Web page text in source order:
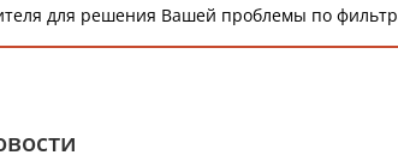
для решения Вашей проблемы по